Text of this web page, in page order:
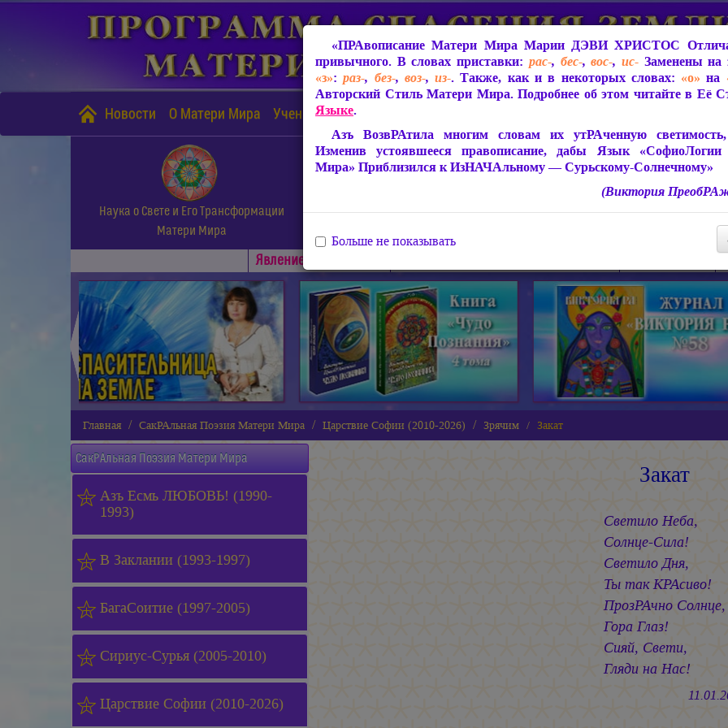
Новости О Матери Мира Учение Матери Мира
Наука о Свете и Его Трансформации
Матери Мира
СофиоЛогия Матери Мира
Живое Слово Матери
Статьи, Книги, Видео,
Явлениe Матери Мира
◄
Главная СакРАльная Поэзия Матери Мира Царствие Софии (2010-2026) Зрячим Закат
СакРАльная Поэзия Матери Мира
Азъ Есмь ЛЮБОВЬ! (1990-
1993)
В Заклании (1993-1997)
БагаСоитие (1997-2005)
Сириус-Сурья (2005-2010)
Царствие Софии (2010-2026)
Закат
Светило Неба,
Солнце-Сила!
Светило Дня,
Ты так КРАсиво!
ПрозРАчно Солнце,
Гора Глаз!
Сияй, Свети,
Гляди на Нас!
«ПРАвописание Матери Мира Марии ДЭВИ ХРИСТОС
привычного. В словах приставки: рас-, бес-,вос-, ис-Заменены на
«з»:раз-, без-, воз-,из-. Также, как и в некоторых словах: «о» на
Авторский Стиль Матери Мира. Подробнее об этом читайте в Её
Языке.
Азъ ВозвРАтила многим словам их утРАченную светимость,
Изменив устоявшееся правописание, дабы Язык
Мира» Приблизился к ИзНАЧАльному — Сурьскому-Солнечному»
(Виктория
Больше не показывать